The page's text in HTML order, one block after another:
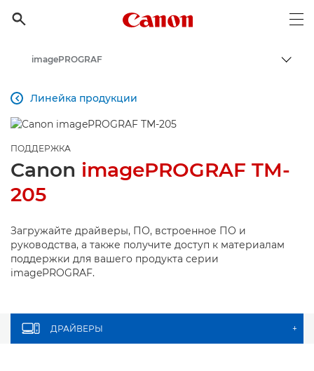

Canon Logo, back to
imagePROGRAF
Линейка продукции

ПОДДЕРЖКА
Canon imagePROGRAF TM-
205
Загружайте драйверы, ПО, встроенное ПО и
руководства, а также получите доступ к материалам
поддержки для вашего продукта серии
imagePROGRAF.
ДРАЙВЕРЫ +